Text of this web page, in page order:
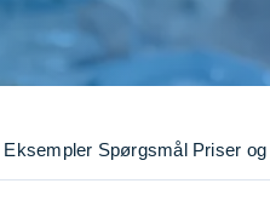
Eksempler Spørgsmål Priser